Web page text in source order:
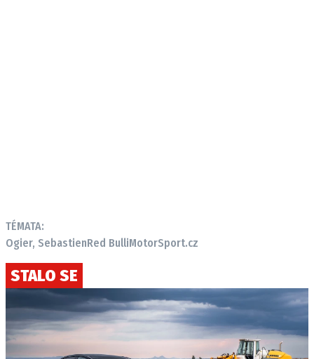
TÉMATA:
Ogier, SebastienRed BulliMotorSport.cz
STALO SE